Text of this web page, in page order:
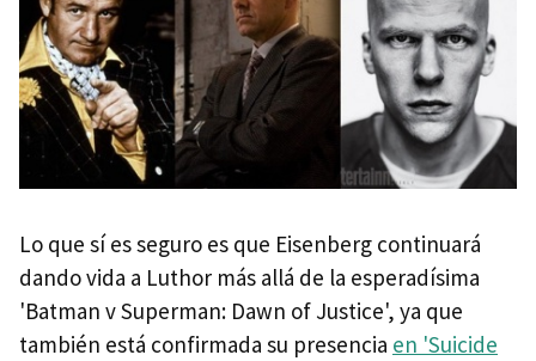
Lo que sí es seguro es que Eisenberg continuará
dando vida a Luthor más allá de la esperadísima
'Batman v Superman: Dawn of Justice', ya que
también está confirmada su presencia en 'Suicide